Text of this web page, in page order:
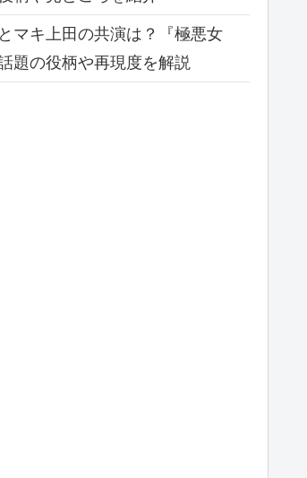
マキ上田の共演は？『極悪女
題の役柄や再現度を解説